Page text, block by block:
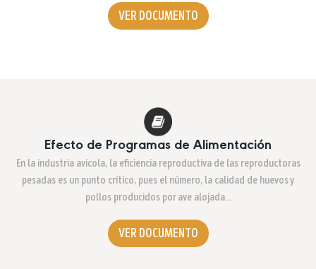
VER DOCUMENTO
Efecto de Programas de Alimentación
En la industria avícola, la eficiencia reproductiva de las reproductoras
pesadas es un punto crítico, pues el número, la calidad de huevos y
pollos producidos por ave alojada…
VER DOCUMENTO